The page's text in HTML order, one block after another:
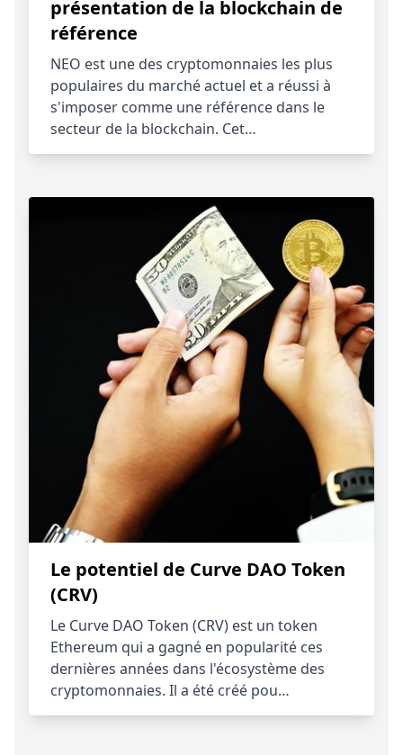
présentation de la blockchain de
référence
NEO est une des cryptomonnaies les plus
populaires du marché actuel et a réussi à
s'imposer comme une référence dans le
secteur de la blockchain. Cet…
Le potentiel de Curve DAO Token
(CRV)
Le Curve DAO Token (CRV) est un token
Ethereum qui a gagné en popularité ces
dernières années dans l'écosystème des
cryptomonnaies. Il a été créé pou…